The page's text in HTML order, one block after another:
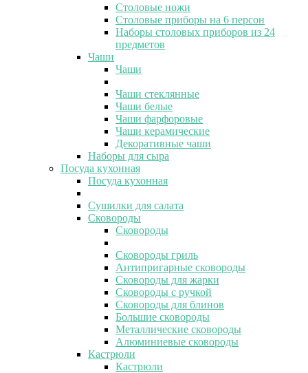
Столовые ножи
Столовые приборы на 6 персон
Наборы столовых приборов из 24
предметов
Чаши
Чаши
Чаши стеклянные
Чаши белые
Чаши фарфоровые
Чаши керамические
Декоративные чаши
Наборы для сыра
Посуда кухонная
Посуда кухонная
Сушилки для салата
Сковороды
Сковороды
Сковороды гриль
Антипригарные сковороды
Сковороды для жарки
Сковороды с ручкой
Сковороды для блинов
Большие сковороды
Металлические сковороды
Алюминиевые сковороды
Кастрюли
Кастрюли